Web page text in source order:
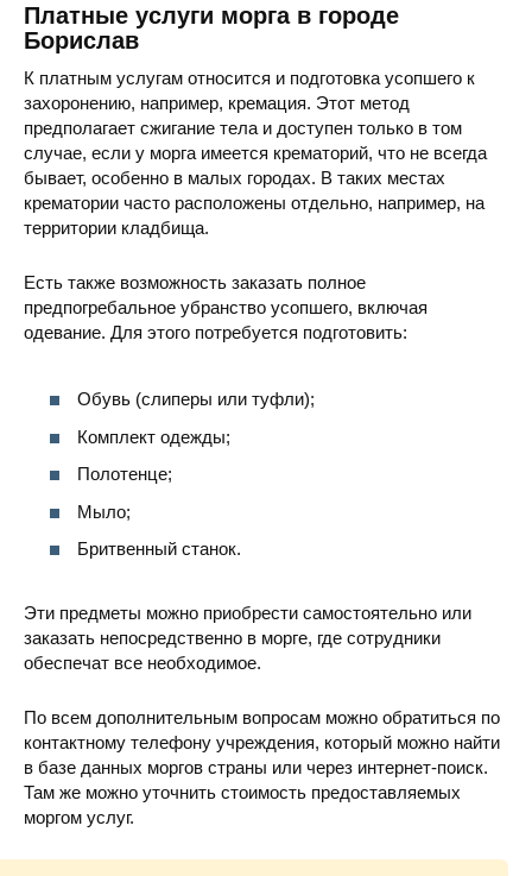
Платные услуги морга в городе
Борислав
К платным услугам относится и подготовка усопшего к
захоронению, например, кремация. Этот метод
предполагает сжигание тела и доступен только в том
случае, если у морга имеется крематорий, что не всегда
бывает, особенно в малых городах. В таких местах
крематории часто расположены отдельно, например, на
территории кладбища.
Есть также возможность заказать полное
предпогребальное убранство усопшего, включая
одевание. Для этого потребуется подготовить:
Обувь (слиперы или туфли);
Комплект одежды;
Полотенце;
Мыло;
Бритвенный станок.
Эти предметы можно приобрести самостоятельно или
заказать непосредственно в морге, где сотрудники
обеспечат все необходимое.
По всем дополнительным вопросам можно обратиться по
контактному телефону учреждения, который можно найти
в базе данных моргов страны или через интернет-поиск.
Там же можно уточнить стоимость предоставляемых
моргом услуг.